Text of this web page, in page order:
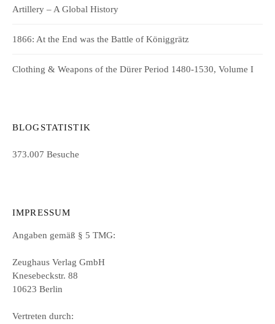
Artillery – A Global History
1866: At the End was the Battle of Königgrätz
Clothing & Weapons of the Dürer Period 1480-1530, Volume I
BLOGSTATISTIK
373.007 Besuche
IMPRESSUM
Angaben gemäß § 5 TMG:
Zeughaus Verlag GmbH
Knesebeckstr. 88
10623 Berlin
Vertreten durch: